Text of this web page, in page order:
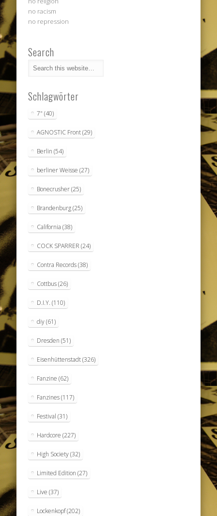
no racism
no repression
Search
Schlagwörter
7" (40)
AGNOSTIC Front(29)
Berlin (54)
berliner Weisse (27)
Bonecrusher(25)
Brandenburg(25)
California (38)
COCK SPARRER (24)
Contra Records(38)
Cottbus(26)
D.I.Y. (110)
diy(61)
Dresden (51)
Eisenhüttenstadt(326)
Fanzine (62)
Fanzines(117)
Festival (31)
Hardcore (227)
High Society(32)
Limited Edition (27)
Live (37)
Lockenkopf(202)